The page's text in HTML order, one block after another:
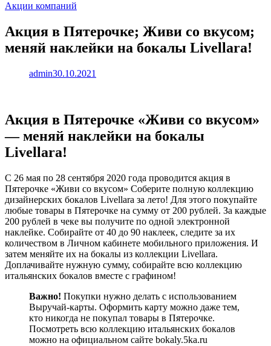
Акции компаний
Акция в Пятерочке; Живи со вкусом;
меняй наклейки на бокалы Livellara!
admin30.10.2021
Акция в Пятерочке «Живи со вкусом»
— меняй наклейки на бокалы
Livellara!
С 26 мая по 28 сентября 2020 года проводится акция в
Пятерочке «Живи со вкусом» Соберите полную коллекцию
дизайнерских бокалов Livellara за лето! Для этого покупайте
любые товары в Пятерочке на сумму от 200 рублей. За каждые
200 рублей в чеке вы получите по одной электронной
наклейке. Собирайте от 40 до 90 наклеек, следите за их
количеством в Личном кабинете мобильного приложения. И
затем меняйте их на бокалы из коллекции Livellara.
Доплачивайте нужную сумму, собирайте всю коллекцию
итальянских бокалов вместе с графином!
Важно! Покупки нужно делать с использованием
Выручай-карты. Оформить карту можно даже тем,
кто никогда не покупал товары в Пятерочке.
Посмотреть всю коллекцию итальянских бокалов
можно на официальном сайте bokaly.5ka.ru